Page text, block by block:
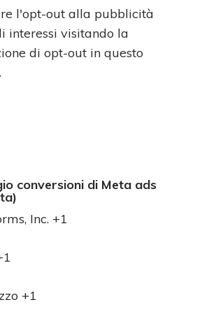
l'opt-out alla pubblicità
interessi visitando la
di opt-out in questo
conversioni di Meta ads
Inc. +1
+1